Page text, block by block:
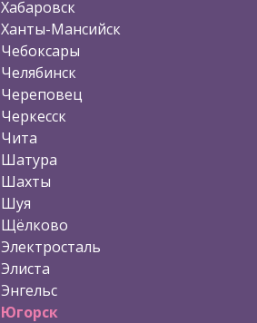
Хабаровск
Ханты-Мансийск
Чебоксары
Челябинск
Череповец
Черкесск
Чита
Шатура
Шахты
Шуя
Щёлково
Электросталь
Элиста
Энгельс
Югорск